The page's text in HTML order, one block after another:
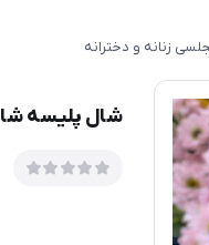
زنانه و دخترانه
شال پلیسه